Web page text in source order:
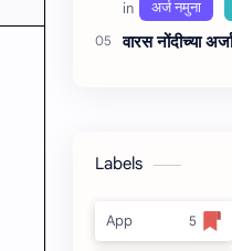
वारस नोंदीच्‍या
Labels
App